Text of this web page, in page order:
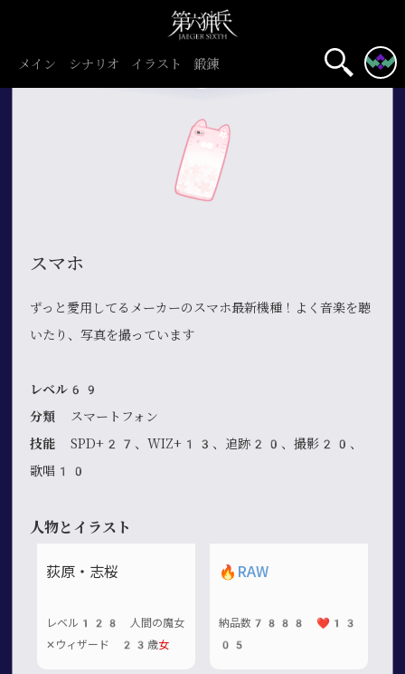
メイン シナリオ イラスト 鍛錬
スマホ
ずっと愛用してるメーカーのスマホ最新機種！よく音楽を聴
いたり、写真を撮っています
レベル69
分類 スマートフォン
技能 SPD+27、WIZ+13、追跡20、撮影20、
歌唱10
人物とイラスト
荻原・志桜
レベル128 人間の魔女
✕ウィザード 23歳女
🔥 RAW
納品数7888 ❤️13
05